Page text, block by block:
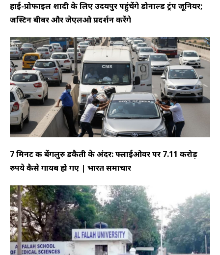
हाई-प्रोफाइल शादी के लिए उदयपुर पहुंचेंगे डोनाल्ड ट्रंप जूनियर;
जस्टिन बीबर और जेएलओ प्रदर्शन करेंगे
7 मिनट की बेंगलुरु डकैती के अंदर: फ्लाईओवर पर 7.11 करोड़
रुपये कैसे गायब हो गए | भारत समाचार